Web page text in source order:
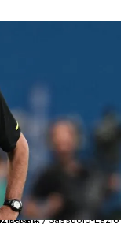
Maurizio Sarri